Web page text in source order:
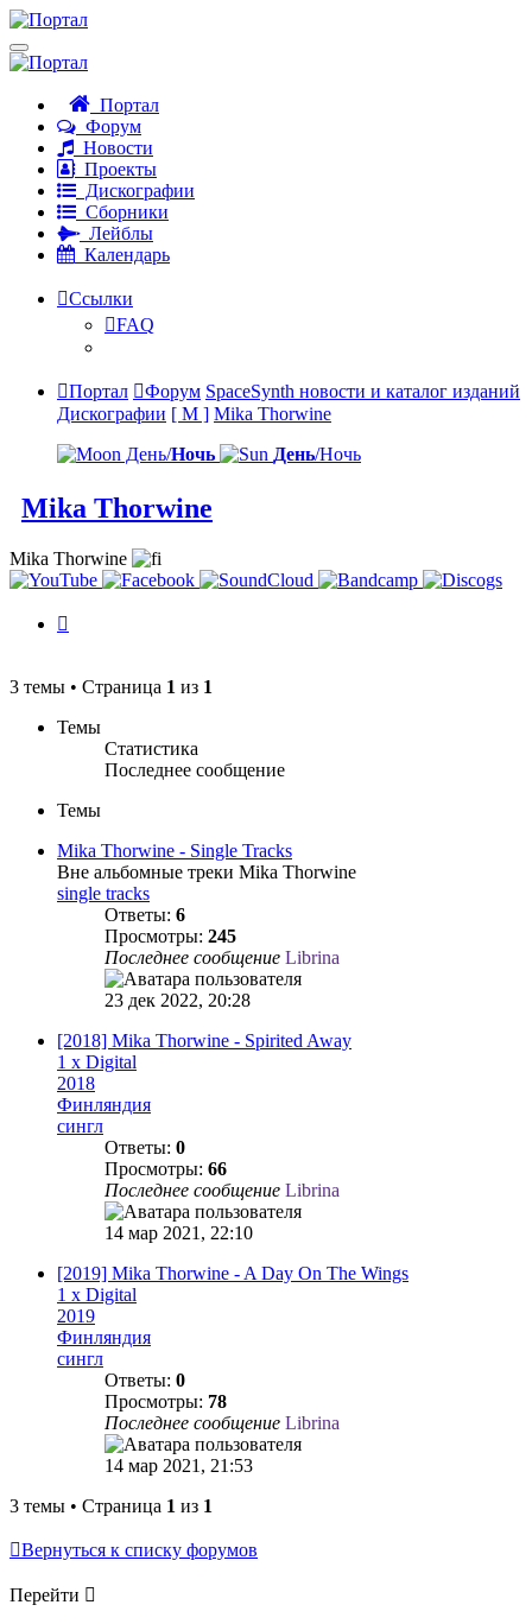
Портал
Форум
Новости
Проекты
Дискографии
Сборники
Лейблы
Календарь
Ссылки
FAQ
Портал Форум SpaceSynth новости и каталог изданий
Дискографии [ M ] Mika Thorwine
День/Ночь День/Ночь
Mika Thorwine
Mika Thorwine
3 темы • Страница 1 из 1
Темы
Статистика
Последнее сообщение
Темы
Mika Thorwine - Single Tracks
Вне альбомные треки Mika Thorwine
single tracks
Ответы: 6
Просмотры: 245
Последнее сообщение Librina
23 дек 2022, 20:28
[2018] Mika Thorwine - Spirited Away
1 x Digital
2018
Финляндия
сингл
Ответы: 0
Просмотры: 66
Последнее сообщение Librina
14 мар 2021, 22:10
[2019] Mika Thorwine - A Day On The Wings
1 x Digital
2019
Финляндия
сингл
Ответы: 0
Просмотры: 78
Последнее сообщение Librina
14 мар 2021, 21:53
3 темы • Страница 1 из 1
Вернуться к списку форумов
Перейти